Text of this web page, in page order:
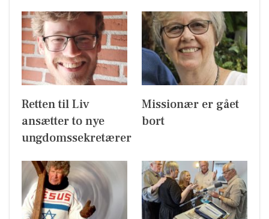
Retten til Liv
ansætter to nye
ungdomssekretærer
Missionær er gået
bort